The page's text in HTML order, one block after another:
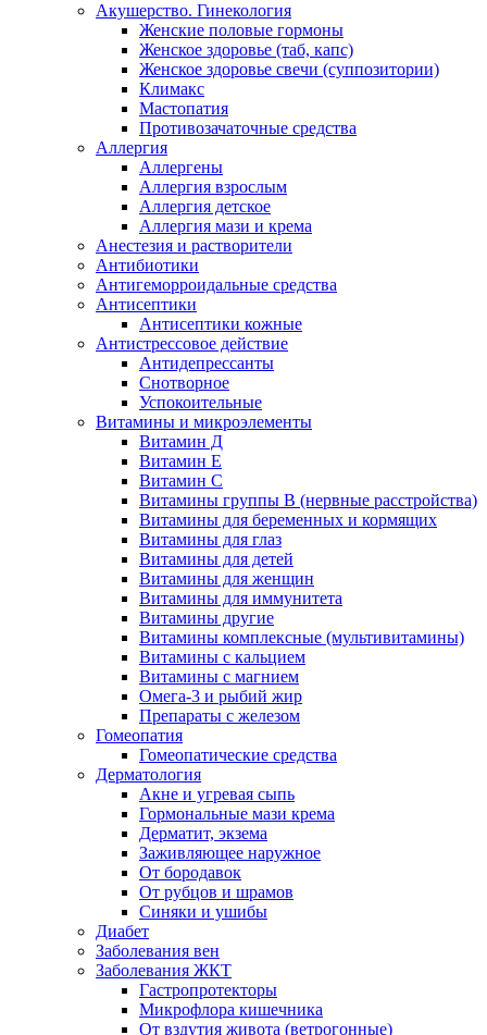
Акушерство. Гинекология
Женские половые гормоны
Женское здоровье (таб, капс)
Женское здоровье свечи (суппозитории)
Климакс
Мастопатия
Противозачаточные средства
Аллергия
Аллергены
Аллергия взрослым
Аллергия детское
Аллергия мази и крема
Анестезия и растворители
Антибиотики
Антигеморроидальные средства
Антисептики
Антисептики кожные
Антистрессовое действие
Антидепрессанты
Снотворное
Успокоительные
Витамины и микроэлементы
Витамин Д
Витамин Е
Витамин С
Витамины группы В (нервные расстройства)
Витамины для беременных и кормящих
Витамины для глаз
Витамины для детей
Витамины для женщин
Витамины для иммунитета
Витамины другие
Витамины комплексные (мультивитамины)
Витамины с кальцием
Витамины с магнием
Омега-3 и рыбий жир
Препараты с железом
Гомеопатия
Гомеопатические средства
Дерматология
Акне и угревая сыпь
Гормональные мази крема
Дерматит, экзема
Заживляющее наружное
От бородавок
От рубцов и шрамов
Синяки и ушибы
Диабет
Заболевания вен
Заболевания ЖКТ
Гастропротекторы
Микрофлора кишечника
От вздутия живота (ветрогонные)